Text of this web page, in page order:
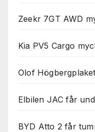
Zeekr 7GT AWD
Kia PV5 Cargo
Olof
Elbilen JAC får
BYD Atto 2 får